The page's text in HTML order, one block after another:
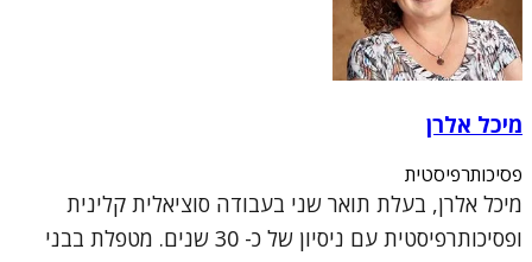
מיכל אלרן
פסיכותרפיסטית
מיכל אלרן, בעלת תואר שני בעבודה סוציאלית קלינית
ופסיכותרפיסטית עם ניסיון של כ- 30 שנים. מטפלת בבני